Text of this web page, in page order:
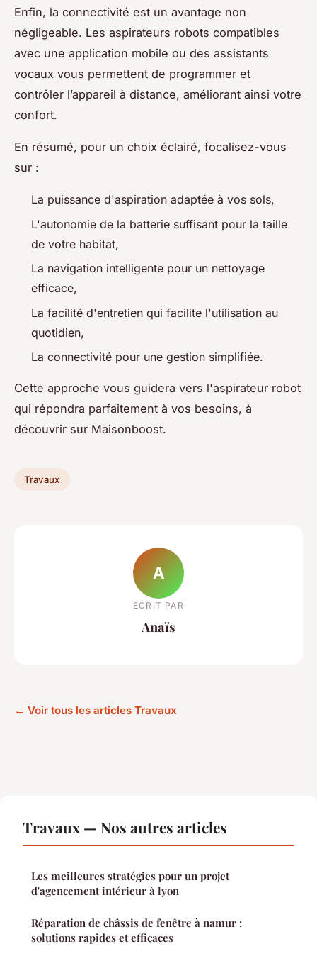
Enfin, la connectivité est un avantage non
négligeable. Les aspirateurs robots compatibles
avec une application mobile ou des assistants
vocaux vous permettent de programmer et
contrôler l’appareil à distance, améliorant ainsi votre
confort.
En résumé, pour un choix éclairé, focalisez-vous
sur :
La puissance d'aspiration adaptée à vos sols,
L'autonomie de la batterie suffisant pour la taille
de votre habitat,
La navigation intelligente pour un nettoyage
efficace,
La facilité d'entretien qui facilite l'utilisation au
quotidien,
La connectivité pour une gestion simplifiée.
Cette approche vous guidera vers l'aspirateur robot
qui répondra parfaitement à vos besoins, à
découvrir sur Maisonboost.
Travaux
A
ECRIT PAR
Anaïs
← Voir tous les articles Travaux
Travaux — Nos autres articles
Les meilleures stratégies pour un projet
d'agencement intérieur à lyon
Réparation de châssis de fenêtre à namur :
solutions rapides et efficaces